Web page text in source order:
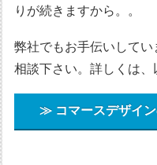
りが続きますから。。
弊社でもお手伝いして
相談下さい。詳しくは、
≫ コマースデザイ